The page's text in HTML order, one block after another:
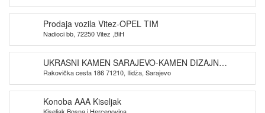
Prodaja vozila Vitez-OPEL TIM
Nadioci bb, 72250 Vitez ,BiH
UKRASNI KAMEN SARAJEVO-KAMEN DIZAJN
SARAJEVO
Rakovička cesta 186 71210, Ilidža, Sarajevo
Konoba AAA Kiseljak
Kiseljak,Bosna i Hercegovina